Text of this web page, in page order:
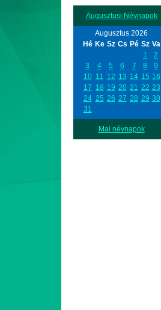
Augusztusi Névnapok
Augusztus 2026
Hé Ke Sz Cs Pé Sz Va
1
2
3
4 5 6 7 8
9
10 11 12 13 14 15 16
17 18 19 20 21 22 23
24 25 26 27 28 29 30
31
Mai névnapok